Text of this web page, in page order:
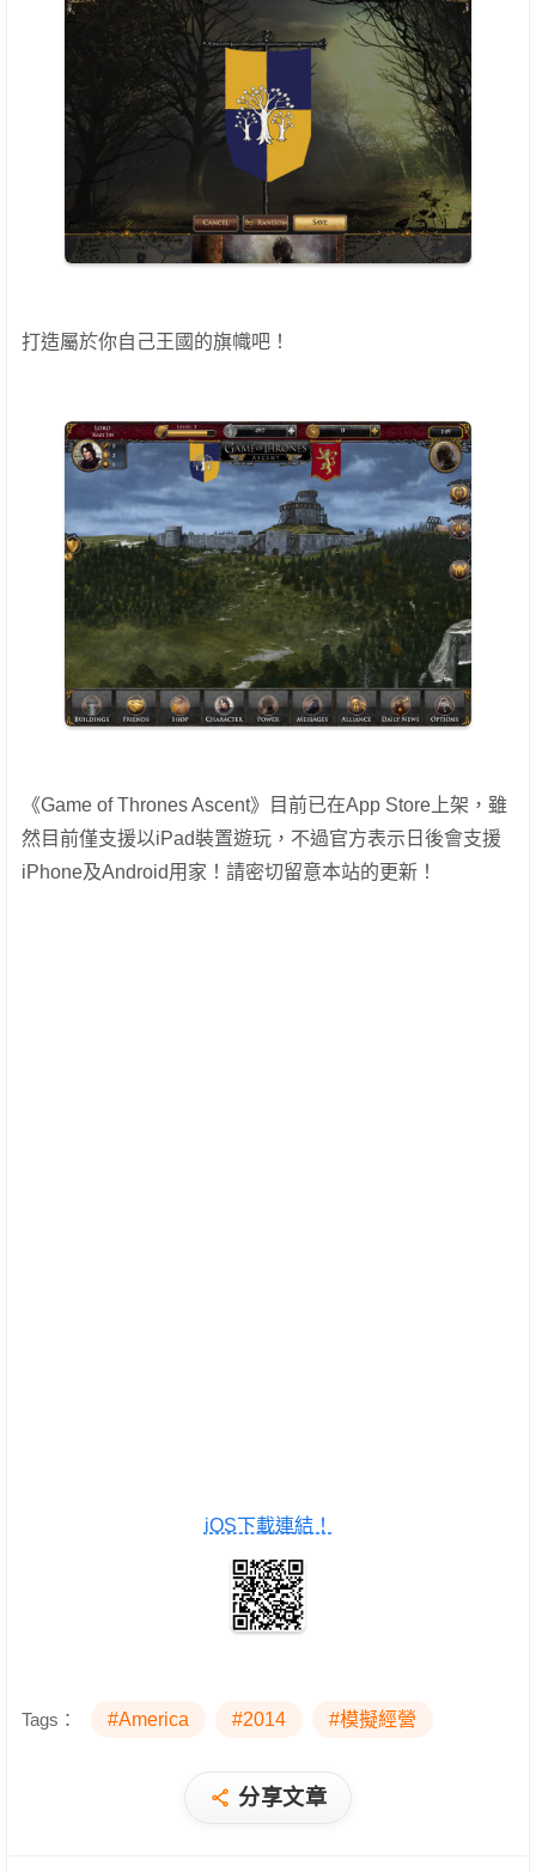
打造屬於你自己王國的旗幟吧！
《Game of Thrones Ascent》目前已在App Store上架，雖
然目前僅支援以iPad裝置遊玩，不過官方表示日後會支援
iPhone及Android用家！請密切留意本站的更新！
iOS下載連結！
Tags： #America #2014 #模擬經營
分享文章